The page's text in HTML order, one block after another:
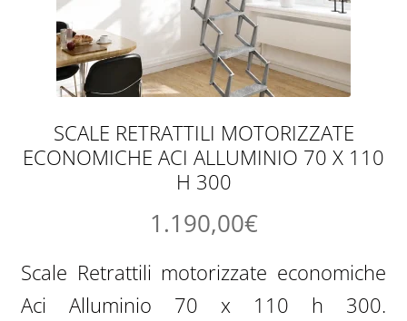
SCALE RETRATTILI MOTORIZZATE
ECONOMICHE ACI ALLUMINIO 70 X 110
H 300
1.190,00€
Scale Retrattili motorizzate economiche
Aci Alluminio 70 x 110 h 300.